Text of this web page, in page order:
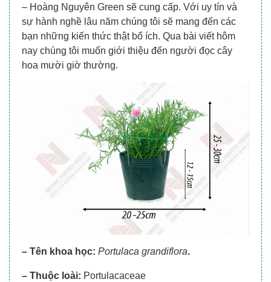
– Hoàng Nguyên Green sẽ cung cấp. Với uy tín và
sự hành nghề lâu năm chúng tôi sẽ mang đến các
bạn những kiến thức thật bổ ích. Qua bài viết hôm
nay chúng tôi muốn giới thiệu đến người đọc cây
hoa mười giờ thường.
– Tên khoa học: Portulaca grandiflora.
– Thuộc loài: Portulacaceae